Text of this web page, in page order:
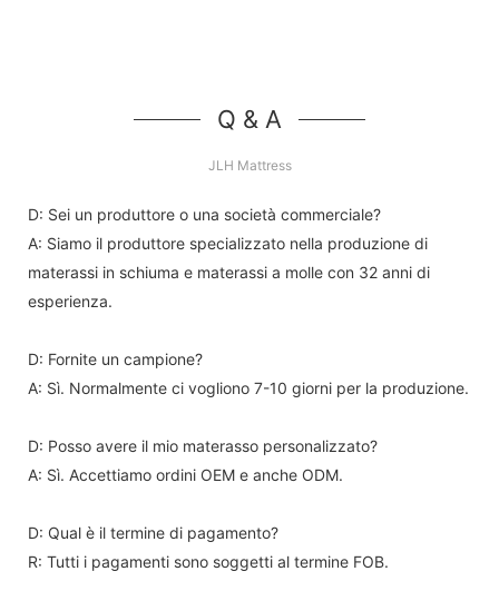
Q & A
JLH Mattress
D: Sei un produttore o una società commerciale?
A: Siamo il produttore specializzato nella produzione di
materassi in schiuma e materassi a molle con 32 anni di
esperienza.
D: Fornite un campione?
A: Sì. Normalmente ci vogliono 7-10 giorni per la produzione.
D: Posso avere il mio materasso personalizzato?
A: Sì. Accettiamo ordini OEM e anche ODM.
D: Qual è il termine di pagamento?
R: Tutti i pagamenti sono soggetti al termine FOB.